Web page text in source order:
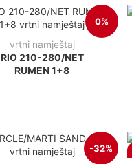
0%
vrtni namještaj
RIO 210-280/NET
RUMEN 1+8
-32%